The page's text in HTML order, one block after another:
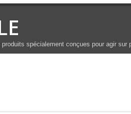
spécialement conçues pour agir sur